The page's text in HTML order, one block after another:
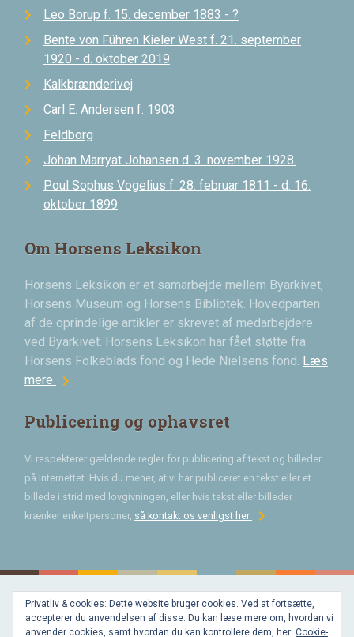
Leo Borup f. 15. december 1883 - ?
Bente von Führen Kieler West f. 21. september
1920 - d. oktober 2019
Kalkbrænderivej
Carl E. Andersen f. 1903
Feldborg
Johan Marryat Johansen d. 3. november 1928.
Poul Sophus Vogelius f. 28. februar 1811 - d. 16.
oktober 1899
Om Horsens Leksikon
Horsens Leksikon er et samarbejde mellem Byarkivet,
Horsens Museum og Horsens Bibliotek. Hovedparten
af de oprindelige artikler er skrevet af medarbejdere
ved Byarkivet. Horsens Leksikon har fået støtte fra
Horsens Folkeblads fond og Hede Nielsens fond. Læs
mere chevron_right
Publicering og ophavsret
Vi respekterer gældende regler for publicering af tekst og billeder
på Internettet. Hvis du mener, at vi har publiceret en tekst eller et
billede i strid med lovgivningen, eller hvis tekst eller billeder
krænker enkeltpersoner, så kontakt os venligst herchevron_right
Bygget med
WordPressog
Privatliv & cookies: Dette website bruger cookies. Ved at fortsætte,
accepterer du anvendelsen af disse. Du kan læse mere om, hvordan vi
anvender cookies, samt hvordan du kan kontrollere dem, her: Cookie-